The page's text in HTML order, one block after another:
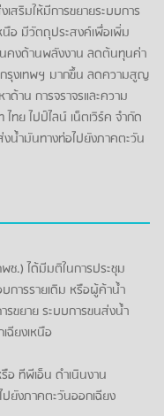
สริมให้มีการขยายระบบการ
อ มีวัตถุประสงค์เพื่อเพิ่ม
คงด้านพลังงาน ลดต้นทุนค่า
รุงเทพฯ มากขึ้น ลดความสูญ
าน การจราจรและความ
ทย ไปป์ไลน์ เน็ตเวิร์ค จำกัด
งน้ำมันทางท่อไปยังภาคตะวัน
ช.) ได้มีมติในการประชุม
การรายเดิม หรือผู้ค้าน้ำ
รขยาย ระบบการขนส่งน้ำ
ฉียงเหนือ
อ ทีพีเอ็น ดำเนินงาน
ยังภาคตะวันออกเฉียง